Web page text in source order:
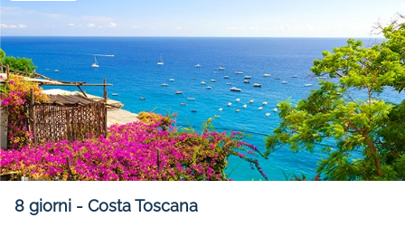
8 giorni - Costa Toscana